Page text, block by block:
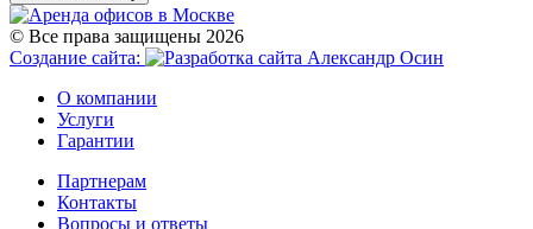
© Все права защищены 2026
Создание сайта:
О компании
Услуги
Гарантии
Партнерам
Контакты
Вопросы и ответы